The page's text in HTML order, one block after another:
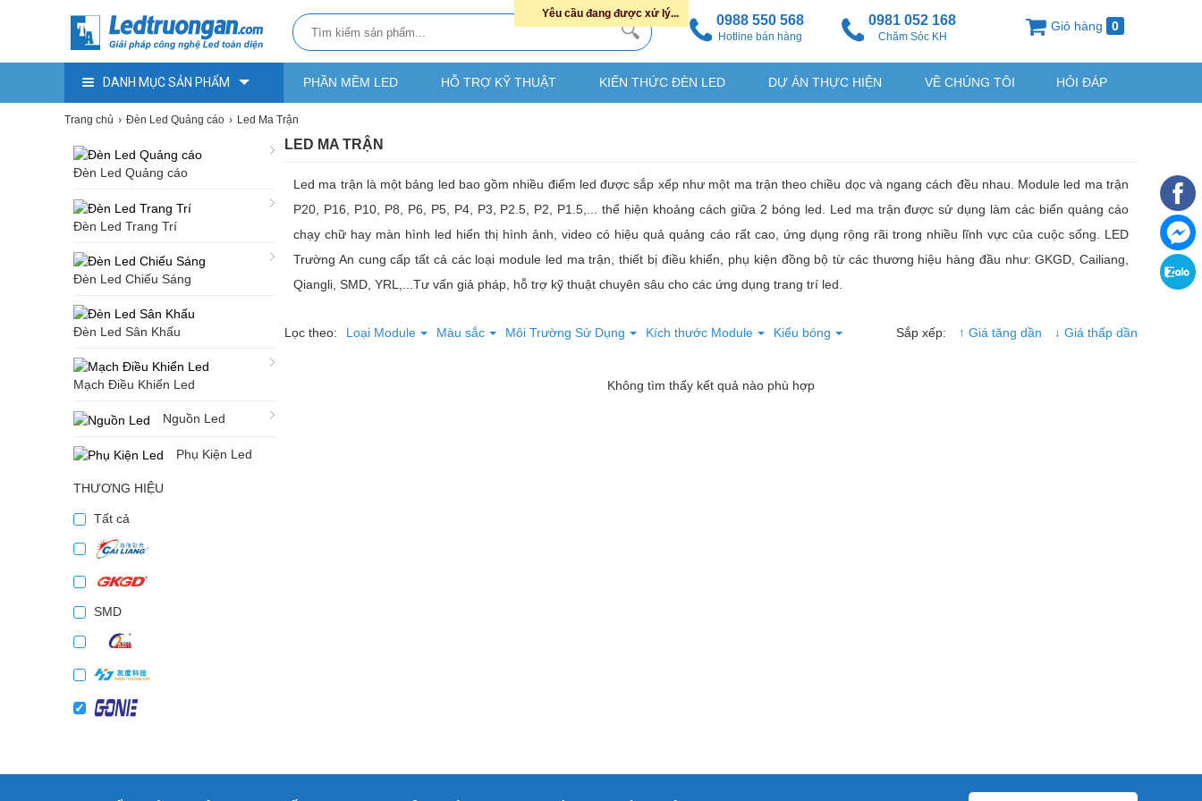
0988 550 568
Hotline bán hàng
0981 052 168
Chăm Sóc KH
Giỏ hàng 0
DANH MỤC SẢN PHẨM PHẦN MỀM LED HỖ TRỢ KỸ THUẬT KIẾN THỨC ĐÈN LED DỰ ÁN THỰC HIỆN VỀ CHÚNG TÔI HỎI ĐÁP
Trang chủ Đèn Led Quảng cáo Led Ma Trận
Đèn Led Quảng cáo
Đèn Led Trang Trí
Đèn Led Chiếu Sáng
Đèn Led Sân Khấu
Mạch Điều Khiển Led
Nguồn Led
Phụ Kiện Led
THƯƠNG HIỆU
Tất cả
SMD
LED MA TRẬN
Led ma trận là một bảng led bao gồm nhiều điểm led được sắp xếp như một ma trận theo chiều dọc và ngang cách đều nhau. Module led ma trận
P20, P16, P10, P8, P6, P5, P4, P3, P2.5, P2, P1.5,... thể hiện khoảng cách giữa 2 bóng led. Led ma trận được sử dụng làm các biển quảng cáo
chạy chữ hay màn hình led hiển thị hình ảnh, video có hiệu quả quảng cáo rất cao, ứng dụng rộng rãi trong nhiều lĩnh vực của cuộc sống. LED
Trường An cung cấp tất cả các loại module led ma trận, thiết bị điều khiển, phụ kiện đồng bộ từ các thương hiệu hàng đầu như: GKGD, Cailiang,
Qiangli, SMD, YRL,...Tư vấn giả pháp, hỗ trợ kỹ thuật chuyên sâu cho các ứng dụng trang trí led.
Lọc theo: Loại Module Màu sắc Môi Trường Sử Dụng Kích thước Module Kiểu bóng Sắp xếp: ↑ Giá tăng dần ↓ Giá thấp dần
Không tìm thấy kết quả nào phù hợp
Yêu cầu đang được xử lý...